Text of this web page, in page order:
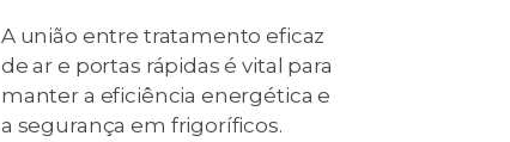
A união entre tratamento eficaz
de ar e portas rápidas é vital para
manter a eficiência energética e
a segurança em frigoríficos.